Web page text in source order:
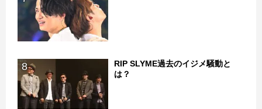
8
RIP SLYME過去のイジメ騒動と
は？